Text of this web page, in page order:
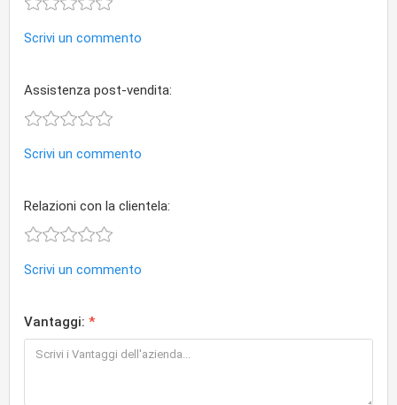
Scrivi un commento
Assistenza post-vendita:
Scrivi un commento
Relazioni con la clientela:
Scrivi un commento
Vantaggi: